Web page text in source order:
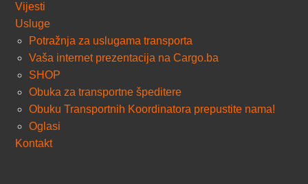
Vijesti
Usluge
Potražnja za uslugama transporta
Vaša internet prezentacija na Cargo.ba
SHOP
Obuka za transportne špeditere
Obuku Transportnih Koordinatora prepustite nama!
Oglasi
Kontakt